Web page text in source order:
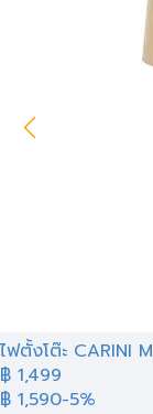
ไฟตั้งโต๊ะ CARINI
฿ 1,499
฿ 1,590-5%